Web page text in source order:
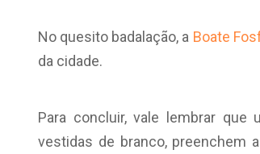
No quesito badalação, a Boate
da cidade.
Para concluir, vale lembrar
vestidas de branco, preenchem